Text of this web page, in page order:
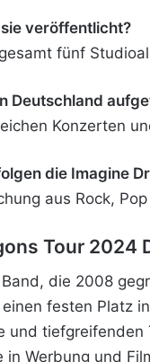
veröffentlicht?
fünf
Deutschland
Konzerten
die Imagine
aus Rock,
Tour 2024
die 2008
festen Platz
und tiefgreifenden
in Werbung und